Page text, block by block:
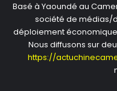
Basé à Yaoundé au
société de médias/
déploiement
Nous diffusons sur
https://